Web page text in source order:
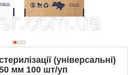
(універсальні)
мм 100 шт/уп